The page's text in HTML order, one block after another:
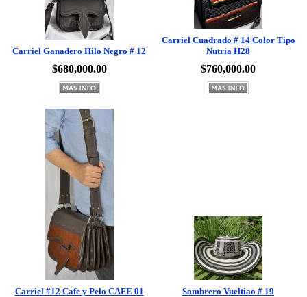
Carriel Ganadero Hilo Negro # 12
$680,000.00
Carriel Cuadrado # 14 Color Tipo
Nutria H28
$760,000.00
Carriel #12 Cafe y Pelo CAFE 01
$545,000.00
Sombrero Vueltiao # 19
$325,000.00